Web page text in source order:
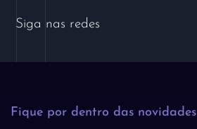
Siga nas redes
Fique por dentro das novidades